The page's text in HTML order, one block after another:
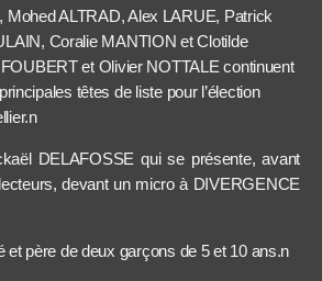
ALTRAD, Alex LARUE, Patrick
Coralie MANTION et Clotilde
et Olivier NOTTALE continuent
têtes de liste pour l’élection
DELAFOSSE qui se présente, avant
devant un micro à DIVERGENCE
et père de deux garçons de 5 et 10 ans.n